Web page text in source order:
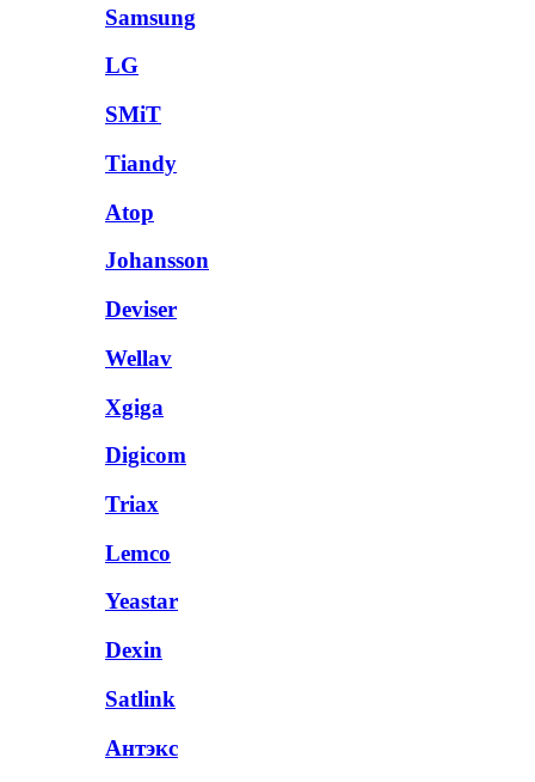
Samsung
LG
SMiT
Tiandy
Atop
Johansson
Deviser
Wellav
Xgiga
Digicom
Triax
Lemco
Yeastar
Dexin
Satlink
Антэкс